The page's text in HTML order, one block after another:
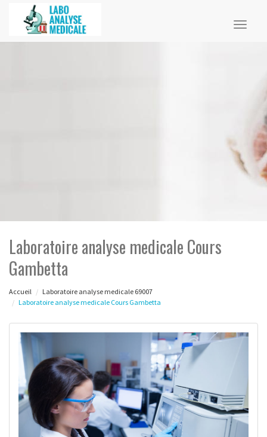
Laboratoire analyse medicale Cours
Gambetta
Accueil
Laboratoire analyse medicale 69007
Laboratoire analyse medicale Cours Gambetta